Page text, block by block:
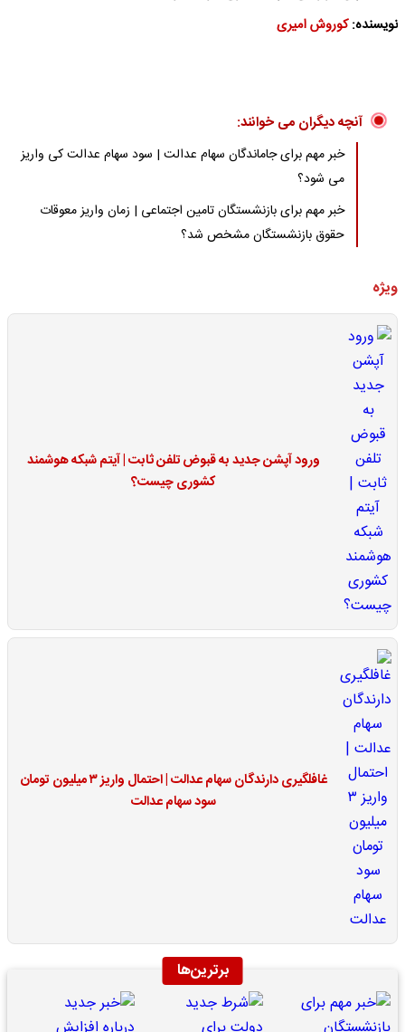
نویسنده:کوروش امیری
آنچه دیگران می خوانند:
خبر مهم برای جاماندگان سهام عدالت | سود سهام عدالت کی واریز
می شود؟
خبر مهم برای بازنشستگان تامین اجتماعی | زمان واریز معوقات
حقوق بازنشستگان مشخص شد؟
ویژه
ورود آپشن جدید به قبوض تلفن ثابت | آیتم شبکه هوشمند
کشوری چیست؟
غافلگیری دارندگان سهام عدالت | احتمال واریز ۳ میلیون تومان
سود سهام عدالت
برترین‌ها